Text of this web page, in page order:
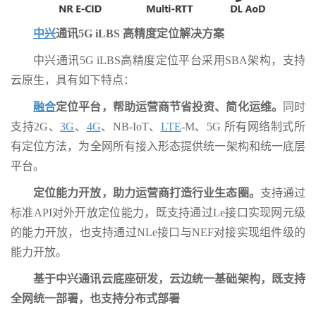
中兴通讯5G iLBS 高精度定位解决方案
中兴通讯5G iLBS高精度定位平台采用SBA架构，支持
云原生，具有如下特点：
融合定位平台，帮助运营商节省投资、简化运维。
同时
支持2G、3G、 4G、NB-IoT、 LTE-M、5G 所有网络制式所
有定位方法，为全网所有接入形态提供统一架构和统一底层
平台。
定位能力开放，助力运营商打造行业生态圈。 支持通过
标准API对外开放定位能力，既支持通过Le接口实现网元级
的能力开放，也支持通过NLe接口与NEF对接实现组件级的
能力开放。
基于中兴通讯云底座研发，云边统一基础架构，既支持
全网统一部署，也支持分布式部署